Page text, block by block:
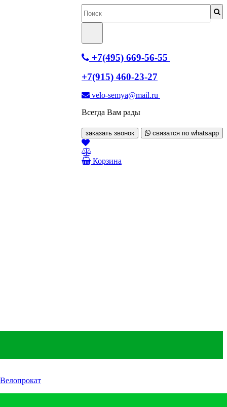
+7(495) 669-56-55
+7(915) 460-23-27
velo-semya@mail.ru
Всегда Вам рады
заказать звонок связатся по whatsapp
Корзина
Велопрокат